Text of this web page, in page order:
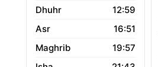
12:59
16:51
19:57